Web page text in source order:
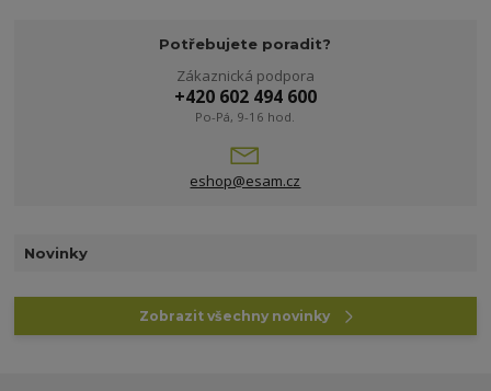
Potřebujete poradit?
Zákaznická podpora
+420 602 494 600
Po-Pá, 9-16 hod.
eshop@esam.cz
Novinky
Zobrazit všechny novinky